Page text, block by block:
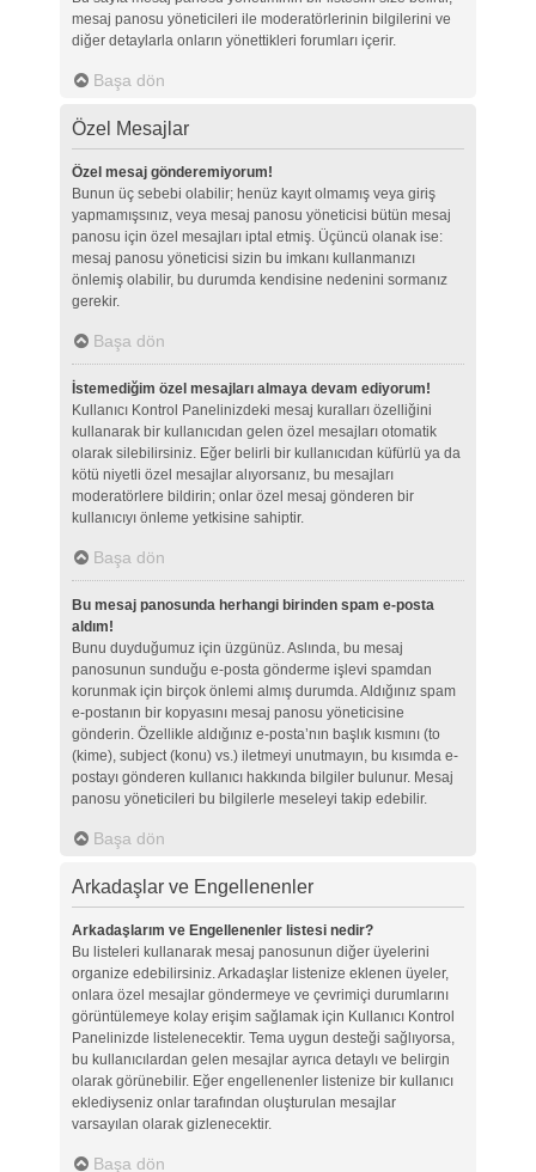
mesaj panosu yöneticileri ile moderatörlerinin bilgilerini ve
diğer detaylarla onların yönettikleri forumları içerir.
Başa dön
Özel Mesajlar
Özel mesaj gönderemiyorum!
Bunun üç sebebi olabilir; henüz kayıt olmamış veya giriş
yapmamışsınız, veya mesaj panosu yöneticisi bütün mesaj
panosu için özel mesajları iptal etmiş. Üçüncü olanak ise:
mesaj panosu yöneticisi sizin bu imkanı kullanmanızı
önlemiş olabilir, bu durumda kendisine nedenini sormanız
gerekir.
Başa dön
İstemediğim özel mesajları almaya devam ediyorum!
Kullanıcı Kontrol Panelinizdeki mesaj kuralları özelliğini
kullanarak bir kullanıcıdan gelen özel mesajları otomatik
olarak silebilirsiniz. Eğer belirli bir kullanıcıdan küfürlü ya da
kötü niyetli özel mesajlar alıyorsanız, bu mesajları
moderatörlere bildirin; onlar özel mesaj gönderen bir
kullanıcıyı önleme yetkisine sahiptir.
Başa dön
Bu mesaj panosunda herhangi birinden spam e-posta
aldım!
Bunu duyduğumuz için üzgünüz. Aslında, bu mesaj
panosunun sunduğu e-posta gönderme işlevi spamdan
korunmak için birçok önlemi almış durumda. Aldığınız spam
e-postanın bir kopyasını mesaj panosu yöneticisine
gönderin. Özellikle aldığınız e-posta’nın başlık kısmını (to
(kime), subject (konu) vs.) iletmeyi unutmayın, bu kısımda e-
postayı gönderen kullanıcı hakkında bilgiler bulunur. Mesaj
panosu yöneticileri bu bilgilerle meseleyi takip edebilir.
Başa dön
Arkadaşlar ve Engellenenler
Arkadaşlarım ve Engellenenler listesi nedir?
Bu listeleri kullanarak mesaj panosunun diğer üyelerini
organize edebilirsiniz. Arkadaşlar listenize eklenen üyeler,
onlara özel mesajlar göndermeye ve çevrimiçi durumlarını
görüntülemeye kolay erişim sağlamak için Kullanıcı Kontrol
Panelinizde listelenecektir. Tema uygun desteği sağlıyorsa,
bu kullanıcılardan gelen mesajlar ayrıca detaylı ve belirgin
olarak görünebilir. Eğer engellenenler listenize bir kullanıcı
eklediyseniz onlar tarafından oluşturulan mesajlar
varsayılan olarak gizlenecektir.
Başa dön